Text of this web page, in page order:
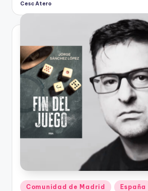
Publicado
por
Cesc Atero
Publicado
Comunidad de Madrid España